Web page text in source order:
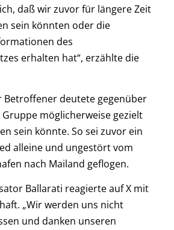
daß wir zuvor für längere Zeit
sein könnten oder die
des
erhalten hat“, erzählte die
Betroffener deutete gegenüber
Gruppe möglicherweise gezielt
sein könnte. So sei zuvor ein
alleine und ungestört vom
nach Mailand geflogen.
Ballarati reagierte auf X mit
„Wir werden uns nicht
und danken unseren